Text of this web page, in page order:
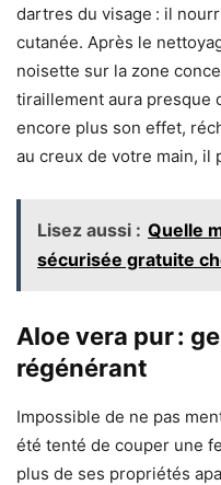
dartres du visage : il
cutanée. Après le
noisette sur la zone
tiraillement aura presque
encore plus son effet,
au creux de votre main, il
Lisez aussi : Quelle
sécurisée gratuite
Aloe vera pur :
régénérant
Impossible de ne pas
été tenté de couper une
plus de ses propriétés